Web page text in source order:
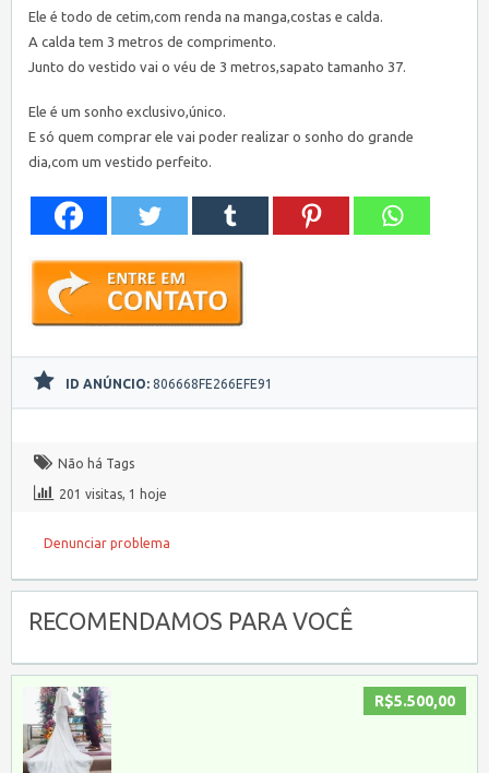
Ele é todo de cetim,com renda na manga,costas e calda.
A calda tem 3 metros de comprimento.
Junto do vestido vai o véu de 3 metros,sapato tamanho 37.
Ele é um sonho exclusivo,único.
E só quem comprar ele vai poder realizar o sonho do grande
dia,com um vestido perfeito.
ID ANÚNCIO: 806668FE266EFE91
Não há Tags
201 visitas, 1 hoje
Denunciar problema
RECOMENDAMOS PARA VOCÊ
R$5.500,00